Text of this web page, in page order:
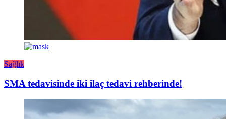
Sağlık
SMA tedavisinde iki ilaç tedavi rehberinde!